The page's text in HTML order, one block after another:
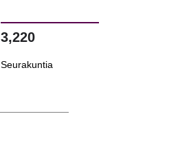
3,220
Seurakuntia